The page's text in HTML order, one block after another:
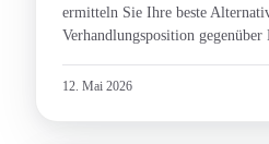
ermitteln Sie Ihre beste
Verhandlungs­position gegenüber
12. Mai 2026